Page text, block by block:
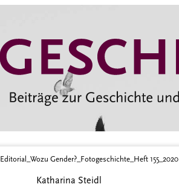
Editorial_Wozu Gender?_Fotogeschichte_Heft 155_2020
Katharina Steidl